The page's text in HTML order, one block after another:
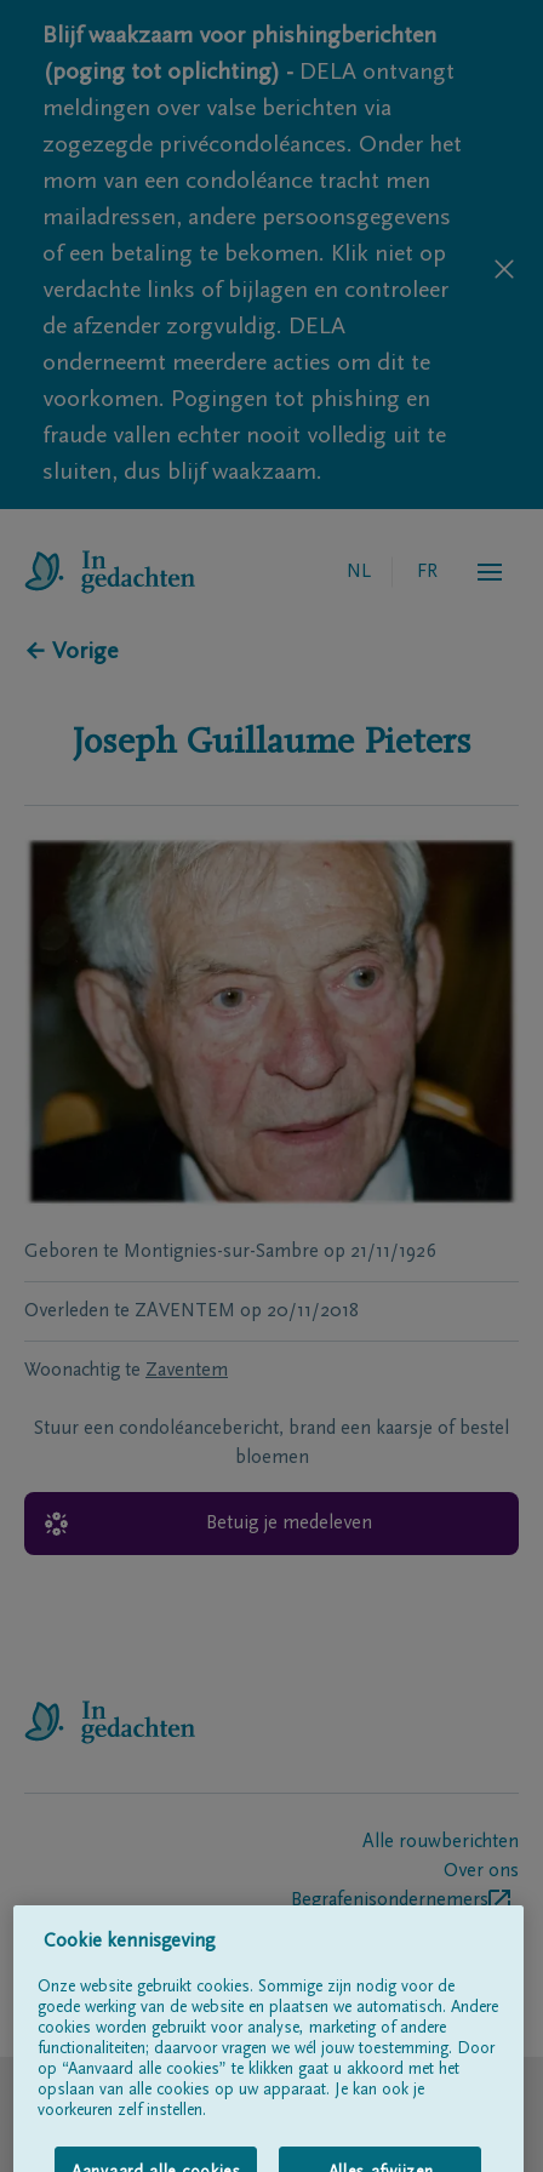
Blijf waakzaam voor phishingberichten
(poging tot oplichting) - DELA ontvangt
meldingen over valse berichten via
zogezegde privécondoléances. Onder het
mom van een condoléance tracht men
mailadressen, andere persoonsgegevens
of een betaling te bekomen. Klik niet op
verdachte links of bijlagen en controleer
de afzender zorgvuldig. DELA
onderneemt meerdere acties om dit te
voorkomen. Pogingen tot phishing en
fraude vallen echter nooit volledig uit te
sluiten, dus blijf waakzaam.
NL FR
← Vorige
Joseph Guillaume Pieters
Geboren te Montignies-sur-Sambre op 21/11/1926
Overleden te ZAVENTEM op 20/11/2018
Woonachtig te Zaventem
Stuur een condoléancebericht, brand een kaarsje of bestel
bloemen
Betuig je medeleven
Alle rouwberichten
Over ons
Begrafenisondernemers
Volg ons op
© DELA
Gebruiksvoorwaarden
Cookie kennisgeving
Onze website gebruikt cookies. Sommige zijn nodig voor de
goede werking van de website en plaatsen we automatisch. Andere
cookies worden gebruikt voor analyse, marketing of andere
functionaliteiten; daarvoor vragen we wél jouw toestemming. Door
op “Aanvaard alle cookies” te klikken gaat u akkoord met het
opslaan van alle cookies op uw apparaat. Je kan ook je
voorkeuren zelf instellen.